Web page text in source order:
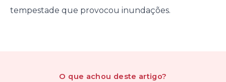
tempestade que provocou inundações.
O que achou deste artigo?